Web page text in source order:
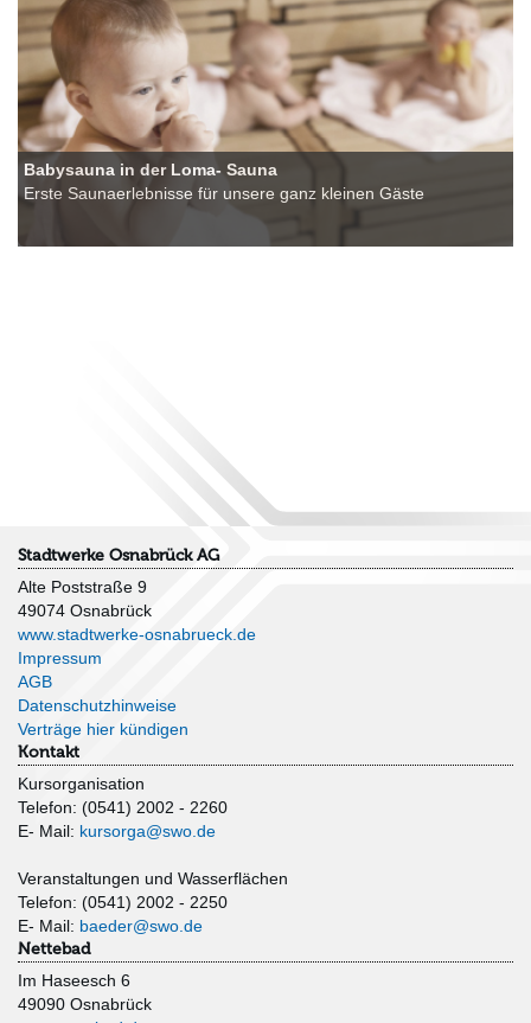
Babysauna in der Loma- Sauna
Erste Saunaerlebnisse für unsere ganz kleinen Gäste
Stadtwerke Osnabrück AG
Alte Poststraße 9
49074 Osnabrück
www.stadtwerke-osnabrueck.de
Impressum
AGB
Datenschutzhinweise
Verträge hier kündigen
Kontakt
Kursorganisation
Telefon: (0541) 2002 - 2260
E- Mail: kursorga@swo.de
Veranstaltungen und Wasserflächen
Telefon: (0541) 2002 - 2250
E- Mail: baeder@swo.de
Nettebad
Im Haseesch 6
49090 Osnabrück